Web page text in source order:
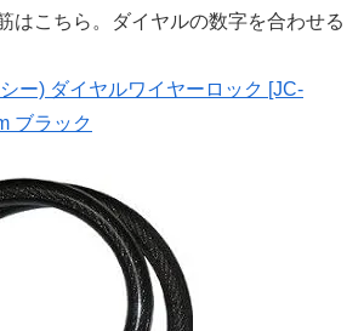
はこちら。ダイヤルの数字を合わせる
ー) ダイヤルワイヤーロック [JC-
ブラック